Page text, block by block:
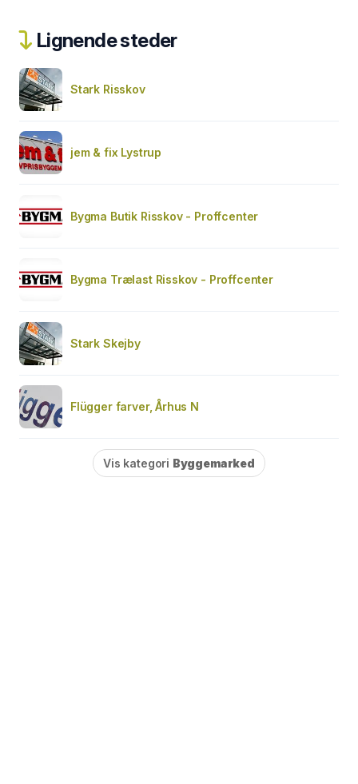
Lignende steder
Stark Risskov
jem & fix Lystrup
Bygma Butik Risskov - Proffcenter
Bygma Trælast Risskov - Proffcenter
Stark Skejby
Flügger farver, Århus N
Vis kategori Byggemarked